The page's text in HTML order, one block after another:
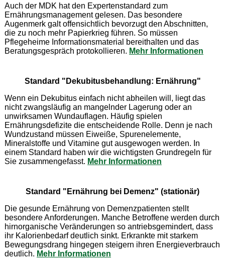
Auch der MDK hat den Expertenstandard zum
Ernährungsmanagement gelesen. Das besondere
Augenmerk galt offensichtlich bevorzugt den Abschnitten,
die zu noch mehr Papierkrieg führen. So müssen
Pflegeheime Informationsmaterial bereithalten und das
Beratungsgespräch protokollieren. Mehr Informationen
Standard "Dekubitusbehandlung: Ernährung"
Wenn ein Dekubitus einfach nicht abheilen will, liegt das
nicht zwangsläufig an mangelnder Lagerung oder an
unwirksamen Wundauflagen. Häufig spielen
Ernährungsdefizite die entscheidende Rolle. Denn je nach
Wundzustand müssen Eiweiße, Spurenelemente,
Mineralstoffe und Vitamine gut ausgewogen werden. In
einem Standard haben wir die wichtigsten Grundregeln für
Sie zusammengefasst. Mehr Informationen
Standard "Ernährung bei Demenz" (stationär)
Die gesunde Ernährung von Demenzpatienten stellt
besondere Anforderungen. Manche Betroffene werden durch
hirnorganische Veränderungen so antriebsgemindert, dass
ihr Kalorienbedarf deutlich sinkt. Erkrankte mit starkem
Bewegungsdrang hingegen steigern ihren Energieverbrauch
deutlich. Mehr Informationen